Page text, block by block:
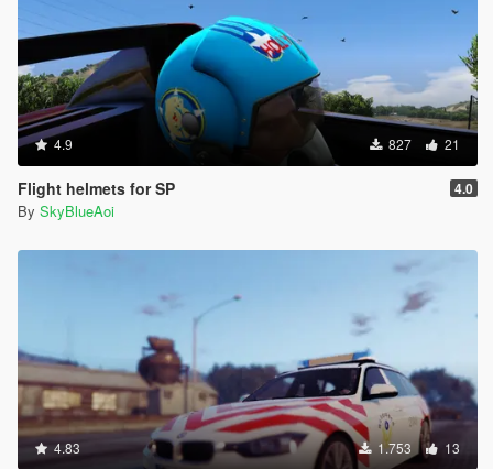
4.9 827 21
Flight helmets for SP 4.0
By SkyBlueAoi
4.83 1.753 13